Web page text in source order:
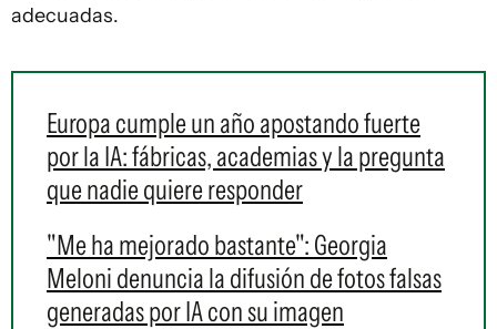
adecuadas.
Europa cumple un año apostando fuerte
por la IA: fábricas, academias y la pregunta
que nadie quiere responder
"Me ha mejorado bastante": Georgia
Meloni denuncia la difusión de fotos falsas
generadas por IA con su imagen